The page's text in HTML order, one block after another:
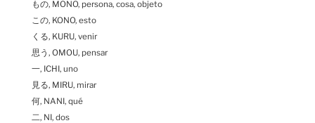
もの, MONO, persona, cosa, objeto
この, KONO, esto
くる, KURU, venir
思う, OMOU, pensar
一, ICHI, uno
見る, MIRU, mirar
何, NANI, qué
二, NI, dos